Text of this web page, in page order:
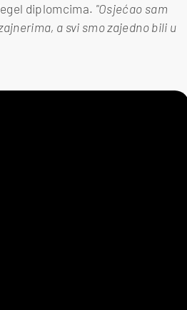
diplomcima. "Osjećao sam
a svi smo zajedno bili u